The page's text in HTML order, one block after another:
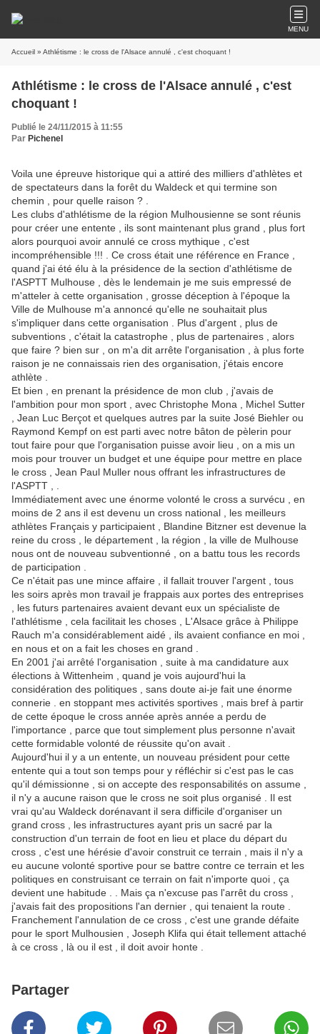
MENU
Accueil » Athlétisme : le cross de l'Alsace annulé , c'est choquant !
Athlétisme : le cross de l'Alsace annulé , c'est
choquant !
Publié le 24/11/2015 à 11:55
Par Pichenel
Voila une épreuve historique qui a attiré des milliers d'athlètes et
de spectateurs dans la forêt du Waldeck et qui termine son
chemin , pour quelle raison ? .
Les clubs d'athlétisme de la région Mulhousienne se sont réunis
pour créer une entente , ils sont maintenant plus grand , plus fort
alors pourquoi avoir annulé ce cross mythique , c'est
incompréhensible !!! . Ce cross était une référence en France ,
quand j'ai été élu à la présidence de la section d'athlétisme de
l'ASPTT Mulhouse , dès le lendemain je me suis empressé de
m'atteler à cette organisation , grosse déception à l'époque la
Ville de Mulhouse m'a annoncé qu'elle ne souhaitait plus
s'impliquer dans cette organisation . Plus d'argent , plus de
subventions , c'était la catastrophe , plus de partenaires , alors
que faire ? bien sur , on m'a dit arrête l'organisation , à plus forte
raison je ne connaissais rien des organisation, j'étais encore
athlète .
Et bien , en prenant la présidence de mon club , j'avais de
l'ambition pour mon sport , avec Christophe Mona , Michel Sutter
, Jean Luc Berçot et quelques autres par la suite José Biehler ou
Raymond Kempf on est parti avec notre bâton de pèlerin pour
tout faire pour que l'organisation puisse avoir lieu , on a mis un
mois pour trouver un budget et une équipe pour mettre en place
le cross , Jean Paul Muller nous offrant les infrastructures de
l'ASPTT , .
Immédiatement avec une énorme volonté le cross a survécu , en
moins de 2 ans il est devenu un cross national , les meilleurs
athlètes Français y participaient , Blandine Bitzner est devenue la
reine du cross , le département , la région , la ville de Mulhouse
nous ont de nouveau subventionné , on a battu tous les records
de participation .
Ce n'était pas une mince affaire , il fallait trouver l'argent , tous
les soirs après mon travail je frappais aux portes des entreprises
, les futurs partenaires avaient devant eux un spécialiste de
l'athlétisme , cela facilitait les choses , L'Alsace grâce à Philippe
Rauch m'a considérablement aidé , ils avaient confiance en moi ,
en nous et on a fait les choses en grand .
En 2001 j'ai arrêté l'organisation , suite à ma candidature aux
élections à Wittenheim , quand je vois aujourd'hui la
considération des politiques , sans doute ai-je fait une énorme
connerie . en stoppant mes activités sportives , mais bref à partir
de cette époque le cross année après année a perdu de
l'importance , parce que tout simplement plus personne n'avait
cette formidable volonté de réussite qu'on avait .
Aujourd'hui il y a un entente, un nouveau président pour cette
entente qui a tout son temps pour y réfléchir si c'est pas le cas
qu'il démissionne , si on accepte des responsabilités on assume ,
il n'y a aucune raison que le cross ne soit plus organisé . Il est
vrai qu'au Waldeck dorénavant il sera difficile d'organiser un
grand cross , les infrastructures ayant pris un sacré par la
construction d'un terrain de foot en lieu et place du départ du
cross , c'est une hérésie d'avoir construit ce terrain , mais il n'y a
eu aucune volonté sportive pour se battre contre ce terrain et les
politiques en construisant ce terrain on fait n'importe quoi , ça
devient une habitude . . Mais ça n'excuse pas l'arrêt du cross ,
j'avais fait des propositions l'an dernier , qui tenaient la route .
Franchement l'annulation de ce cross , c'est une grande défaite
pour le sport Mulhousien , Joseph Klifa qui était tellement attaché
à ce cross , là ou il est , il doit avoir honte .
Partager